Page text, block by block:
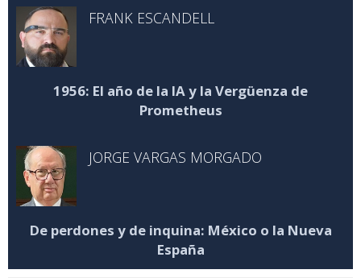
FRANK ESCANDELL
1956: El año de la IA y la Vergüenza de
Prometheus
JORGE VARGAS MORGADO
De perdones y de inquina: México o la Nueva
España